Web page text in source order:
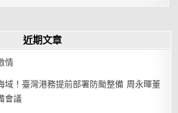
近期文章
情
域！臺灣港務提前部署防颱整備 周永暉董
會議